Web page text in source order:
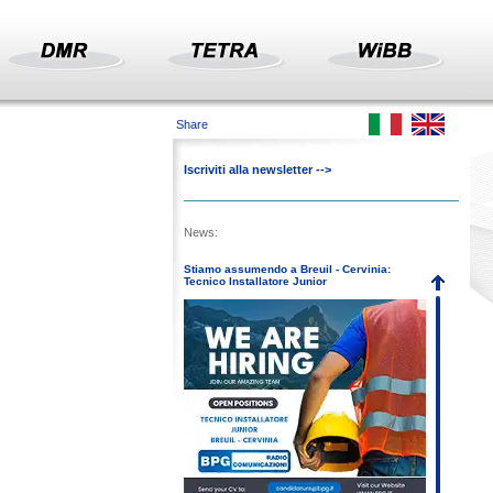
Share
Iscriviti alla newsletter -->
News:
Stiamo assumendo a Breuil - Cervinia:
Tecnico Installatore Junior